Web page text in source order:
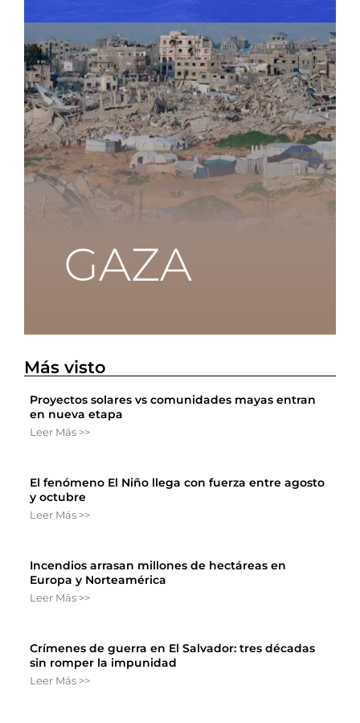
Más visto
Proyectos solares vs comunidades mayas entran
en nueva etapa
Leer Más >>
El fenómeno El Niño llega con fuerza entre agosto
y octubre
Leer Más >>
Incendios arrasan millones de hectáreas en
Europa y Norteamérica
Leer Más >>
Crímenes de guerra en El Salvador: tres décadas
sin romper la impunidad
Leer Más >>